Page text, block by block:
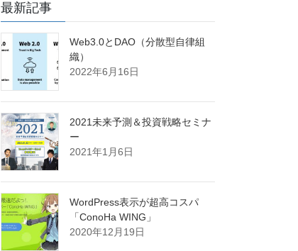
最新記事
Web3.0とDAO（分散型自律組
織）
2022年6月16日
2021未来予測＆投資戦略セミナ
ー
2021年1月6日
WordPress表示が超高コスパ
「ConoHa WING」
2020年12月19日